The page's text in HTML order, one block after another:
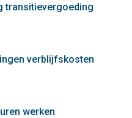
transitievergoeding
verblijfskosten
werken